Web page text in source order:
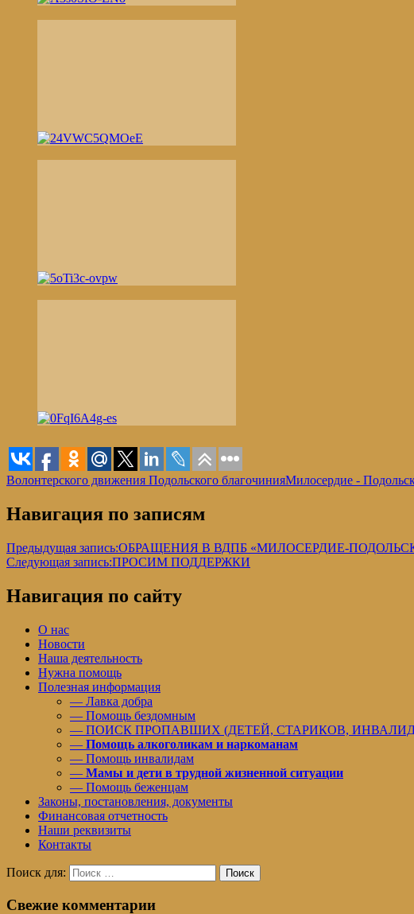
Волонтерского движения Подольского благочинияМилосердие -
Навигация по записям
Предыдущая запись:ОБРАЩЕНИЯ В ВДПБ «МИЛОСЕРДИЕ-
Следующая запись:ПРОСИМ ПОДДЕРЖКИ
Навигация по сайту
О нас
Новости
Наша деятельность
Нужна помощь
Полезная информация
— Лавка добра
— Помощь бездомным
— ПОИСК ПРОПАВШИХ (ДЕТЕЙ, СТАРИКОВ,
— Помощь алкоголикам и наркоманам
— Помощь инвалидам
— Мамы и дети в трудной жизненной ситуации
— Помощь беженцам
Законы, постановления, документы
Финансовая отчетность
Наши реквизиты
Контакты
Поиск для: Поиск
Свежие комментарии